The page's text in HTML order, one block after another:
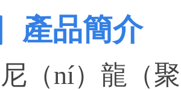
▎ 產品簡介
尼（ní）龍（